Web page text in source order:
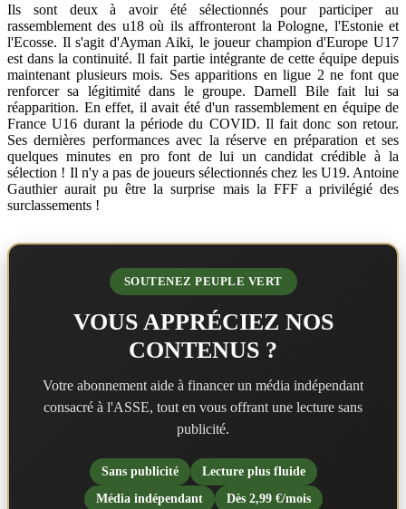
Ils sont deux à avoir été sélectionnés pour participer au
rassemblement des u18 où ils affronteront la Pologne, l'Estonie et
l'Ecosse. Il s'agit d'Ayman Aiki, le joueur champion d'Europe U17
est dans la continuité. Il fait partie intégrante de cette équipe depuis
maintenant plusieurs mois. Ses apparitions en ligue 2 ne font que
renforcer sa légitimité dans le groupe. Darnell Bile fait lui sa
réapparition. En effet, il avait été d'un rassemblement en équipe de
France U16 durant la période du COVID. Il fait donc son retour.
Ses dernières performances avec la réserve en préparation et ses
quelques minutes en pro font de lui un candidat crédible à la
sélection ! Il n'y a pas de joueurs sélectionnés chez les U19. Antoine
Gauthier aurait pu être la surprise mais la FFF a privilégié des
surclassements !
SOUTENEZ PEUPLE VERT
VOUS APPRÉCIEZ NOS
CONTENUS ?
Votre abonnement aide à financer un média indépendant
consacré à l'ASSE, tout en vous offrant une lecture sans
publicité.
Sans publicité
Lecture plus fluide
Média indépendant
Dès 2,99 €/mois